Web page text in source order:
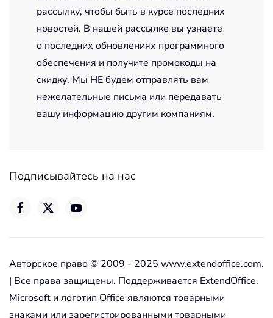
рассылку, чтобы быть в курсе последних
новостей. В нашей рассылке вы узнаете
о последних обновлениях программного
обеспечения и получите промокоды на
скидку. Мы НЕ будем отправлять вам
нежелательные письма или передавать
вашу информацию другим компаниям.
Подписывайтесь на нас
Авторское право © 2009 - 2025 www.extendoffice.com.
| Все права защищены. Поддерживается ExtendOffice.
Microsoft и логотип Office являются товарными
знаками или зарегистрированными товарными